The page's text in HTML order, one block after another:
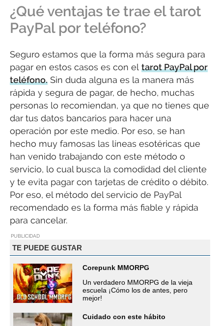
¿Qué ventajas te trae el tarot
PayPal por teléfono?
Seguro estamos que la forma más segura para
pagar en estos casos es con el tarot PayPal por
teléfono. Sin duda alguna es la manera más
rápida y segura de pagar, de hecho, muchas
personas lo recomiendan, ya que no tienes que
dar tus datos bancarios para hacer una
operación por este medio. Por eso, se han
hecho muy famosas las líneas esotéricas que
han venido trabajando con este método o
servicio, lo cual busca la comodidad del cliente
y te evita pagar con tarjetas de crédito o débito.
Por eso, el método del servicio de PayPal
recomendado es la forma más fiable y rápida
para cancelar.
PUBLICIDAD
TE PUEDE GUSTAR
Corepunk MMORPG
Un verdadero MMORPG de la vieja
escuela ¡Cómo los de antes, pero
mejor!
Cuidado con este hábito